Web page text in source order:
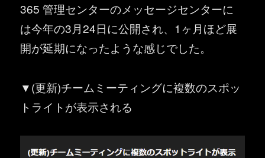
365 管理センターのメッセージセンターに
は今年の3月24日に公開され、1ヶ月ほど展
開が延期になったような感じでした。
▼(更新)チームミーティングに複数のスポッ
トライトが表示される